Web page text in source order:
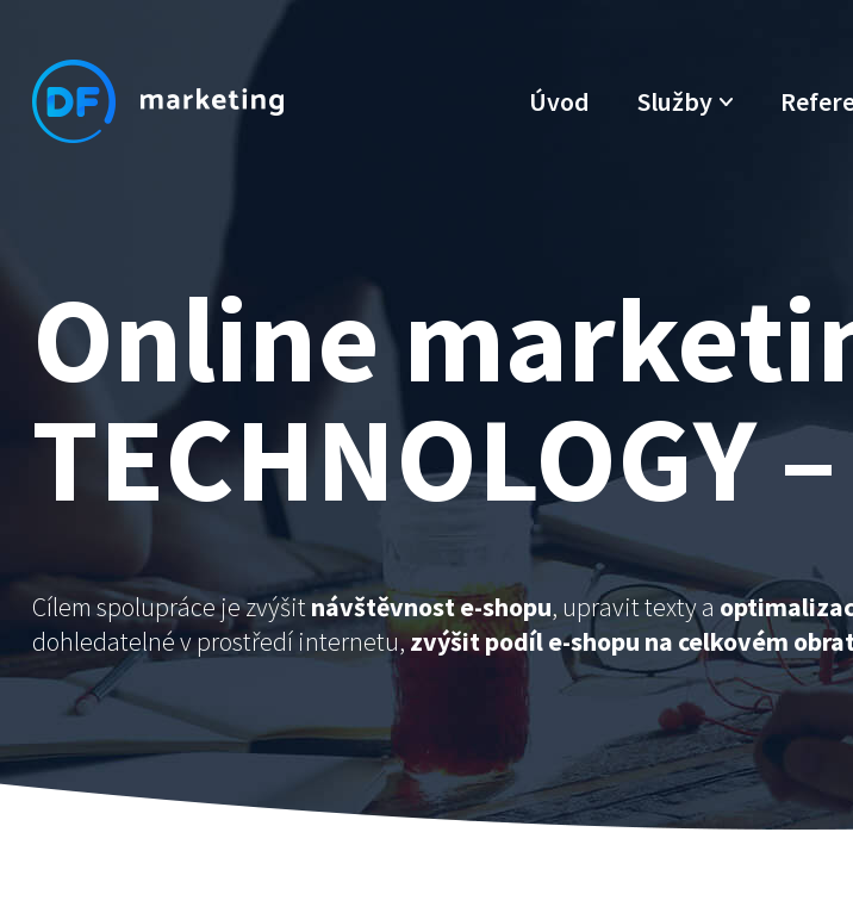
Úvod Služby
Online
TECHNOLOGY
Cílem spolupráce je zvýšitnávštěvnost e-shopu, upravit texty a
dohledatelné v prostředí internetu,zvýšit podíl e-shopu na celkovém